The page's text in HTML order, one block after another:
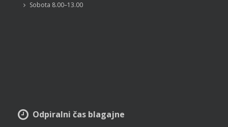
Sobota 8.00–13.00
Odpiralni čas blagajne